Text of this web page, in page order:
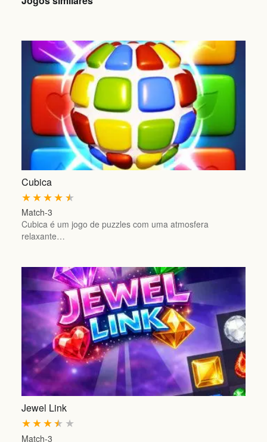
Cubica
★
★
★
★
★
Match-3
Cubica é um jogo de puzzles com uma atmosfera
relaxante…
Jewel Link
★
★
★
★
★
Match-3